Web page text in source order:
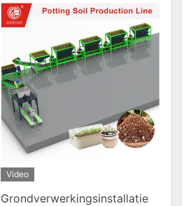
Video
Grondverwerkingsinstallatie